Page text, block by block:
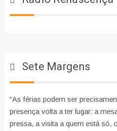
Sete Margens
“As férias podem ser
presença volta a ter lugar: a
pressa, a visita a quem está só,